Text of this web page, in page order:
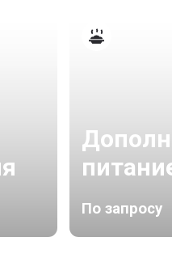
По запросу